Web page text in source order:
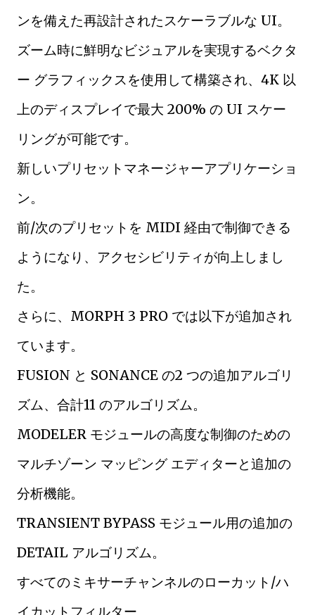
ンを備えた再設計されたスケーラブルな UI。
ズーム時に鮮明なビジュアルを実現するベクタ
ー グラフィックスを使用して構築され、4K 以
上のディスプレイで最大 200% の UI スケー
リングが可能です。
新しいプリセットマネージャーアプリケーショ
ン。
前/次のプリセットを MIDI 経由で制御できる
ようになり、アクセシビリティが向上しまし
た。
さらに、MORPH 3 PRO では以下が追加され
ています。
FUSION と SONANCE の2 つの追加アルゴリ
ズム、合計11 のアルゴリズム。
MODELER モジュールの高度な制御のための
マルチゾーン マッピング エディターと追加の
分析機能。
TRANSIENT BYPASS モジュール用の追加の
DETAIL アルゴリズム。
すべてのミキサーチャンネルのローカット/ハ
イカットフィルター。